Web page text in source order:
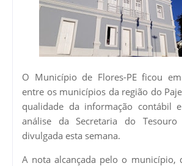
O Município de Flores-PE ficou
entre os municípios da região do
qualidade da informação contábil
análise da Secretaria do Tesouro
divulgada esta semana.
A nota alcançada pelo o município,